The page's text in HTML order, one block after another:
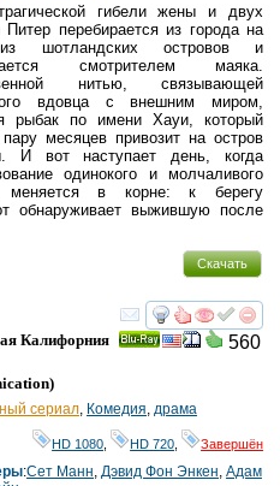
гибели жены и двух
Питер перебирается из города на
шотландских островов и
смотрителем маяка.
нитью, связывающей
вдовца с внешним миром,
рыбак по имени Хауи, который
месяцев привозит на остров
И вот наступает день, когда
одинокого и молчаливого
меняется в корне: к берегу
обнаруживает выжившую после
Скачать
смотреть
560
Калифорния
)
сериал Комедия драма
HD 1080 HD 720 Завершён
:Сет Манн Дэвид Фон Энкен Адам